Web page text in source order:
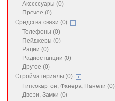
Аксессуары (0)
Прочее (0)
Средства связи (0)
Телефоны (0)
Пейджеры (0)
Рации (0)
Радиостанции (0)
Другое (0)
Стройматериалы (0)
Гипсокартон, Фанера, Панели (0)
Двери, Замки (0)